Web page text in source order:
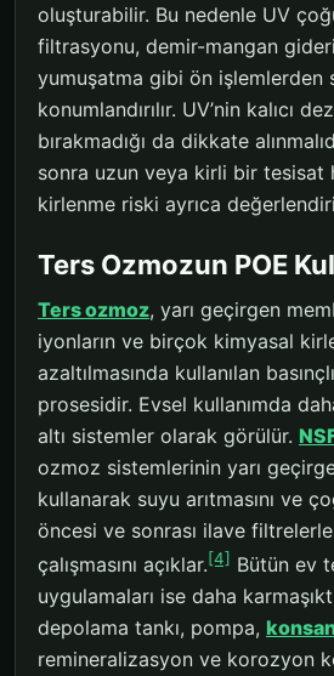
oluşturabilir. Bu nedenle UV
filtrasyonu, demir-mangan
yumuşatma gibi ön işlemlerden
konumlandırılır. UV’nin kalıcı
bırakmadığı da dikkate
sonra uzun veya kirli bir tesisat
kirlenme riski ayrıca
Ters Ozmozun POE
Ters ozmoz, yarı geçirgen
iyonların ve birçok kimyasal
azaltılmasında kullanılan basınçlı
prosesidir. Evsel kullanımda
altı sistemler olarak görülür.
ozmoz sistemlerinin yarı
kullanarak suyu arıtmasını ve
öncesi ve sonrası ilave
çalışmasını açıklar.[4] Bütün ev
uygulamaları ise daha
depolama tankı, pompa,
remineralizasyon ve korozyon